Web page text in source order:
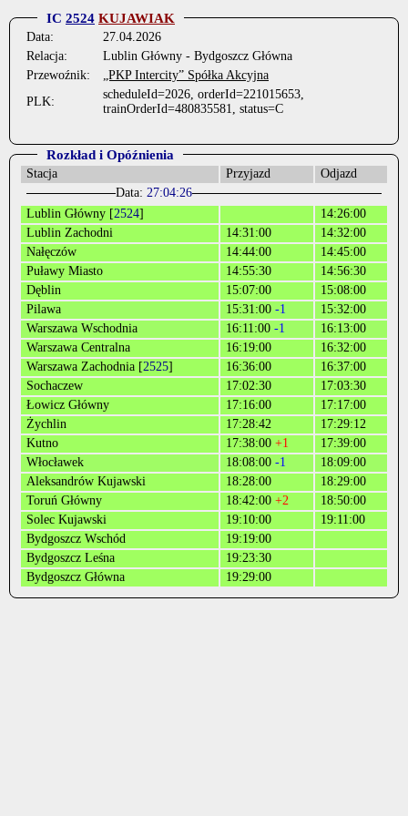
IC 2524 KUJAWIAK
Data:
27.04.2026
Relacja:
Lublin Główny - Bydgoszcz Główna
Przewoźnik:
„PKP Intercity” Spółka Akcyjna
PLK:
scheduleId=2026, orderId=221015653,
trainOrderId=480835581, status=C
Rozkład i Opóźnienia
Stacja Przyjazd
Odjazd
Data: 27:04:26
Lublin Główny [2524]
14:26:00
Lublin Zachodni
14:31:00
14:32:00
Nałęczów
14:44:00
14:45:00
Puławy Miasto
14:55:30
14:56:30
Dęblin
15:07:00
15:08:00
Pilawa
15:31:00 -1
15:32:00
Warszawa Wschodnia
16:11:00 -1
16:13:00
Warszawa Centralna
16:19:00
16:32:00
Warszawa Zachodnia [2525] 16:36:00
16:37:00
Sochaczew
17:02:30
17:03:30
Łowicz Główny
17:16:00
17:17:00
Żychlin
17:28:42
17:29:12
Kutno
17:38:00 +1
17:39:00
Włocławek
18:08:00 -1
18:09:00
Aleksandrów Kujawski
18:28:00
18:29:00
Toruń Główny
18:42:00 +2
18:50:00
Solec Kujawski
19:10:00
19:11:00
Bydgoszcz Wschód
19:19:00
Bydgoszcz Leśna
19:23:30
Bydgoszcz Główna
19:29:00